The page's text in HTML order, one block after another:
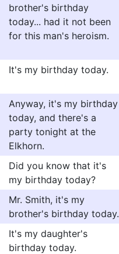
brother's birthday
today... had it not been
for this man's heroism.
It's my birthday today.
Anyway, it's my birthday
today, and there's a
party tonight at the
Elkhorn.
Did you know that it's
my birthday today?
Mr. Smith, it's my
brother's birthday today.
It's my daughter's
birthday today.